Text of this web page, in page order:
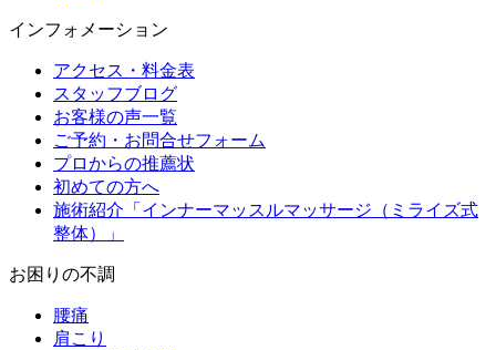
インフォメーション
アクセス・料金表
スタッフブログ
お客様の声一覧
ご予約・お問合せフォーム
プロからの推薦状
初めての方へ
施術紹介「インナーマッスルマッサージ（ミライズ式
整体）」
お困りの不調
腰痛
肩こり